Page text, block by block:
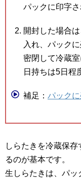
パックに印字
開封した場合
入れ、パック
密閉して冷蔵室
日持ちは5日程
補足： パック
しらたきを冷蔵保
るのが基本です。
生しらたきは、パッ